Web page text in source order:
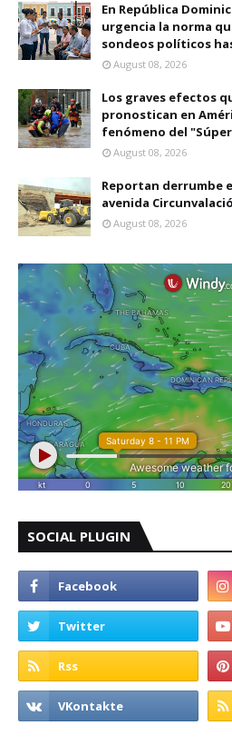
En República
urgencia la norma
sondeos políticos
August 08, 2026
Los graves efectos
pronostican en
fenómeno del
August 08, 2026
Reportan derrumbe
avenida
August 08, 2026
SOCIAL PLUGIN